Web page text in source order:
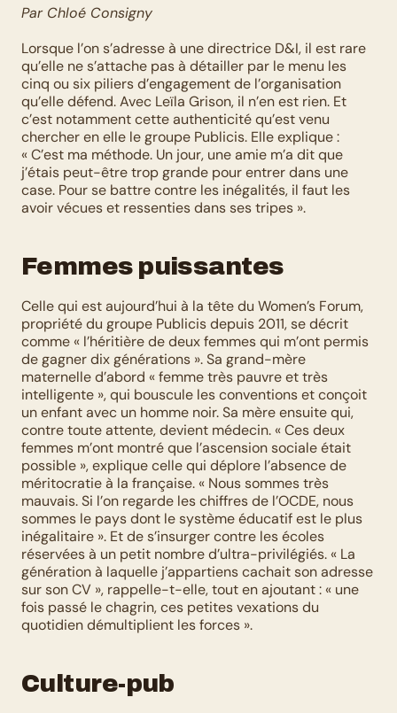
Par Chloé Consigny
Lorsque l’on s’adresse à une directrice D&I, il est rare
qu’elle ne s’attache pas à détailler par le menu les
cinq ou six piliers d’engagement de l’organisation
qu’elle défend. Avec Leïla Grison, il n’en est rien. Et
c’est notamment cette authenticité qu’est venu
chercher en elle le groupe Publicis. Elle explique :
« C’est ma méthode. Un jour, une amie m’a dit que
j’étais peut-être trop grande pour entrer dans une
case. Pour se battre contre les inégalités, il faut les
avoir vécues et ressenties dans ses tripes ».
Femmes puissantes
Celle qui est aujourd’hui à la tête du Women’s Forum,
propriété du groupe Publicis depuis 2011, se décrit
comme « l’héritière de deux femmes qui m’ont permis
de gagner dix générations ». Sa grand-mère
maternelle d’abord « femme très pauvre et très
intelligente », qui bouscule les conventions et conçoit
un enfant avec un homme noir. Sa mère ensuite qui,
contre toute attente, devient médecin. « Ces deux
femmes m’ont montré que l’ascension sociale était
possible », explique celle qui déplore l’absence de
méritocratie à la française. « Nous sommes très
mauvais. Si l’on regarde les chiffres de l’OCDE, nous
sommes le pays dont le système éducatif est le plus
inégalitaire ». Et de s’insurger contre les écoles
réservées à un petit nombre d’ultra-privilégiés. « La
génération à laquelle j’appartiens cachait son adresse
sur son CV », rappelle-t-elle, tout en ajoutant : « une
fois passé le chagrin, ces petites vexations du
quotidien démultiplient les forces ».
Culture-pub